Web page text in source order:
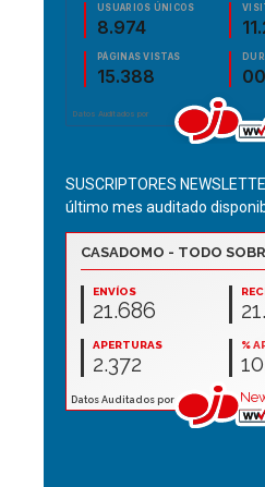
SUSCRIPTORES
último mes auditado